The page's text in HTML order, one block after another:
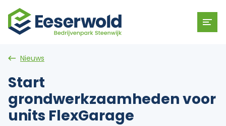
Nieuws
Start
grondwerkzaamheden voor
units FlexGarage